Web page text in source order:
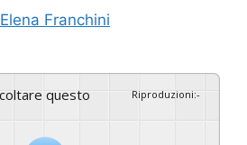
Elena Franchini
Riproduzioni:-